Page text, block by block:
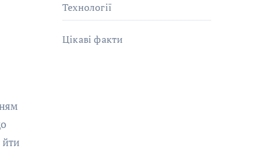
йти
Технології
Цікаві факти